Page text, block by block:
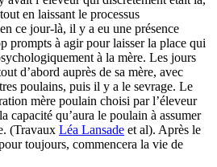
en laissant le processus
ce jour-là, il y a eu une présence
prompts à agir pour laisser la place qui
à la mère. Les jours
d’abord auprès de sa mère, avec
poulains, puis il y a le sevrage. Le
mère poulain choisi par l’éleveur
capacité qu’aura le poulain à assumer
(Travaux Léa Lansade et al). Après le
toujours, commencera la vie de